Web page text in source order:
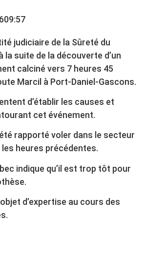
09:57
judiciaire de la Sûreté du
la suite de la découverte d’un
calciné vers 7 heures 45
Marcil à Port-Daniel-Gascons.
d’établir les causes et
cet événement.
rapporté voler dans le secteur
les heures précédentes.
indique qu’il est trop tôt pour
d’expertise au cours des